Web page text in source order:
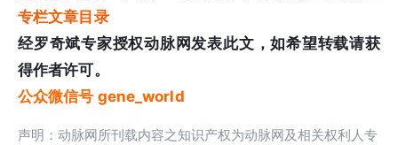
专栏文章目录
经罗奇斌专家授权动脉网发表此文，如希望转载请获
得作者许可。
公众微信号 gene_world
声明：动脉网所刊载内容之知识产权为动脉网及相关权利人专